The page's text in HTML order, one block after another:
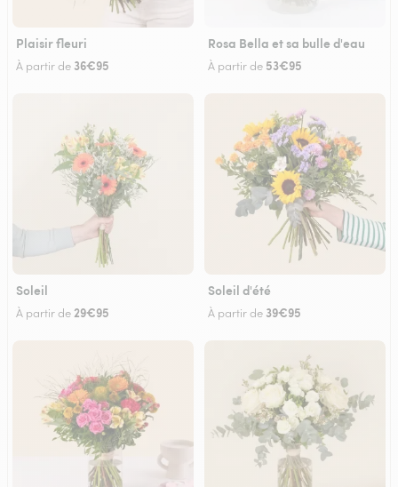
Plaisir fleuri
À partir de 36€95
Rosa Bella et sa bulle d'eau
À partir de 53€95
Soleil
À partir de29€95
Soleil d'été
À partir de 39€95